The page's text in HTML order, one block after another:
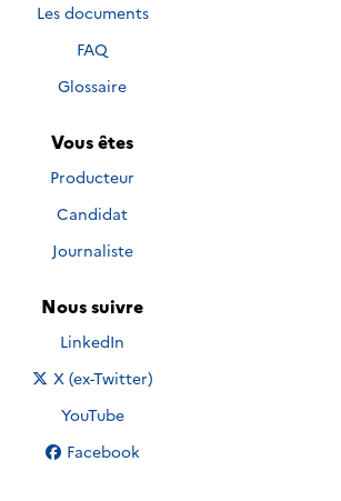
Les documents
FAQ
Glossaire
Vous êtes
Producteur
Candidat
Journaliste
Nous suivre
Nous suivre sur
LinkedIn
Nous suivre sur
X (ex-Twitter)
Nous suivre sur
YouTube
Nous suivre sur
Facebook